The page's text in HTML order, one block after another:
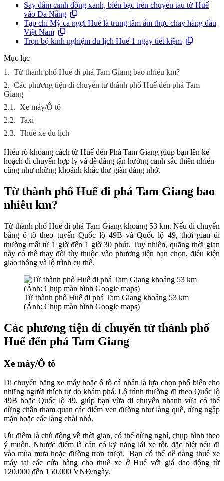
Say đắm cảnh đồng xanh, biển bạc trên chuyến tàu từ Huế
vào Đà Nẵng
Tạp chí Mỹ ca ngợi Huế là trung tâm ẩm thực chay hàng đầu
Việt Nam
Trọn bộ kinh nghiệm du lịch Huế 1 ngày tiết kiệm
Mục lục
1. Từ thành phố Huế đi phá Tam Giang bao nhiêu km?
2. Các phương tiện di chuyển từ thành phố Huế đến phá Tam
Giang
2.1. Xe máy/Ô tô
2.2. Taxi
2.3. Thuê xe du lịch
Hiểu rõ khoảng cách từ Huế đến Phá Tam Giang giúp bạn lên kế
hoạch di chuyển hợp lý và dễ dàng tận hưởng cảnh sắc thiên nhiên
cũng như những khoảnh khắc thư giãn đáng nhớ.
Từ thành phố Huế đi phá Tam Giang bao
nhiêu km?
Từ thành phố Huế đi phá Tam Giang khoảng 53 km. Nếu di chuyển
bằng ô tô theo tuyến Quốc lộ 49B và Quốc lộ 49, thời gian đi
thường mất từ 1 giờ đến 1 giờ 30 phút. Tuy nhiên, quãng thời gian
này có thể thay đổi tùy thuộc vào phương tiện bạn chọn, điều kiện
giao thông và lộ trình cụ thể.
Từ thành phố Huế đi phá Tam Giang khoảng 53 km
(Ảnh: Chụp màn hình Google maps)
Các phương tiện di chuyển từ thành phố
Huế đến phá Tam Giang
Xe máy/Ô tô
Di chuyển bằng xe máy hoặc ô tô cá nhân là lựa chọn phổ biến cho
những người thích tự do khám phá. Lộ trình thường đi theo Quốc lộ
49B hoặc Quốc lộ 49, giúp bạn vừa di chuyển nhanh vừa có thể
dừng chân tham quan các điểm ven đường như làng quê, rừng ngập
mặn hoặc các làng chài nhỏ.
Ưu điểm là chủ động về thời gian, có thể dừng nghỉ, chụp hình theo
ý muốn. Nhược điểm là cần có kỹ năng lái xe tốt, đặc biệt nếu đi
vào mùa mưa hoặc đường trơn trượt. Bạn có thể dễ dàng thuê xe
máy tại các cửa hàng cho thuê xe ở Huế với giá dao động từ
120.000 đến 150.000 VNĐ/ngày.